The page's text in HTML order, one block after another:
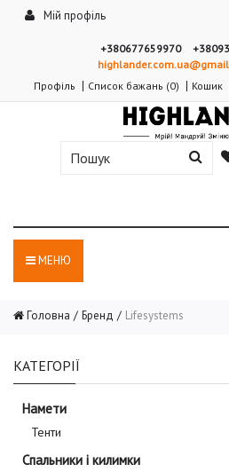
Мій профіль
+380677659970
Профіль
Список бажань (0) Кошик
МЕНЮ
Головна Бренд Lifesystems
КАТЕГОРІЇ
Намети
Тенти
Спальники і килимки